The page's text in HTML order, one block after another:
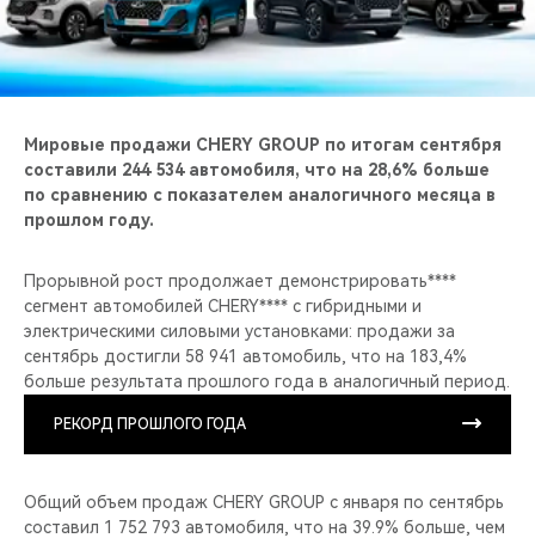
CHERY И СПОРТ
Мировые продажи CHERY GROUP по итогам сентября
составили 244 534 автомобиля, что на 28,6% больше
по сравнению с показателем аналогичного месяца в
прошлом году.
Прорывной рост продолжает демонстрировать****
сегмент автомобилей CHERY**** с гибридными и
электрическими силовыми установками: продажи за
сентябрь достигли 58 941 автомобиль, что на 183,4%
больше результата прошлого года в аналогичный период.
РЕКОРД ПРОШЛОГО ГОДА
Общий объем продаж CHERY GROUP с января по сентябрь
составил 1 752 793 автомобиля, что на 39.9% больше, чем